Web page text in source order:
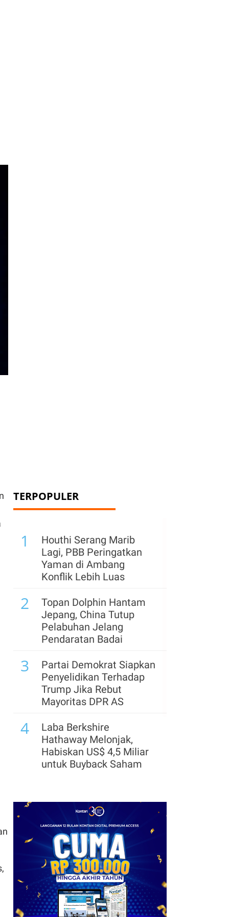
TERPOPULER
1
Houthi Serang Marib
Lagi, PBB Peringatkan
Yaman di Ambang
Konflik Lebih Luas
2
Topan Dolphin Hantam
Jepang, China Tutup
Pelabuhan Jelang
Pendaratan Badai
3
Partai Demokrat Siapkan
Penyelidikan Terhadap
Trump Jika Rebut
Mayoritas DPR AS
4
Laba Berkshire
Hathaway Melonjak,
Habiskan US$ 4,5 Miliar
untuk Buyback Saham
Penembakan Sekolah di
Thailand Bertambah Jadi
9 Orang